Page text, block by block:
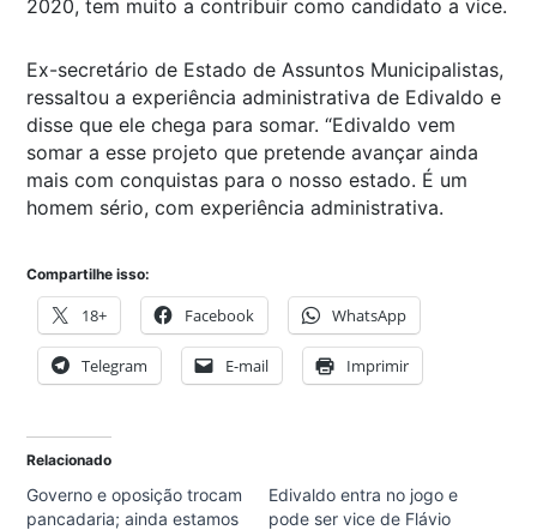
2020, tem muito a contribuir como candidato a vice.
Ex-secretário de Estado de Assuntos Municipalistas,
ressaltou a experiência administrativa de Edivaldo e
disse que ele chega para somar. “Edivaldo vem
somar a esse projeto que pretende avançar ainda
mais com conquistas para o nosso estado. É um
homem sério, com experiência administrativa.
Compartilhe isso:
18+ Facebook WhatsApp
Telegram E-mail Imprimir
Relacionado
Governo e oposição trocam
pancadaria; ainda estamos
Edivaldo entra no jogo e
pode ser vice de Flávio